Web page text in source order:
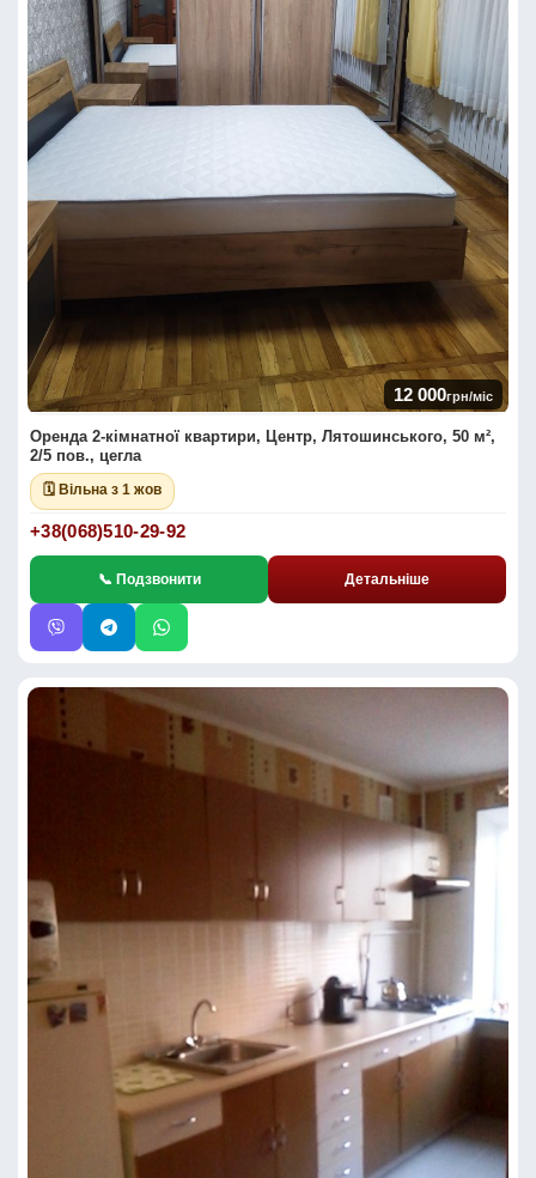
12 000грн/міс
Оренда 2-кімнатної квартири, Центр, Лятошинського, 50 м²,
2/5 пов., цегла
🗓 Вільна з 1 жов
+38(068)510-29-92
📞 Подзвонити Детальніше